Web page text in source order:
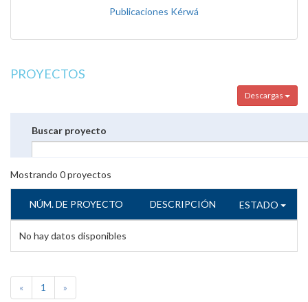
Publicaciones Kérwá
PROYECTOS
Descargas
Buscar proyecto
Mostrando 0proyectos
NÚM. DE PROYECTO DESCRIPCIÓN ESTADO
No hay datos disponibles
« 1 »